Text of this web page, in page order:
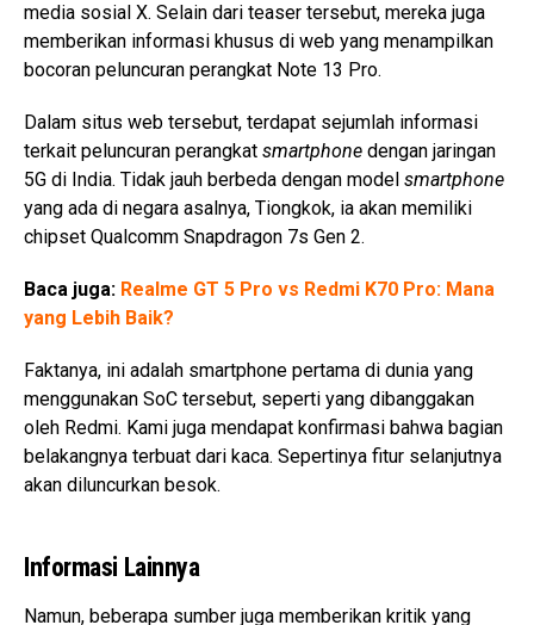
media sosial X. Selain dari teaser tersebut, mereka juga
memberikan informasi khusus di web yang menampilkan
bocoran peluncuran perangkat Note 13 Pro.
Dalam situs web tersebut, terdapat sejumlah informasi
terkait peluncuran perangkat smartphone dengan jaringan
5G di India. Tidak jauh berbeda dengan model smartphone
yang ada di negara asalnya, Tiongkok, ia akan memiliki
chipset Qualcomm Snapdragon 7s Gen 2.
Baca juga: Realme GT 5 Pro vs Redmi K70 Pro: Mana
yang Lebih Baik?
Faktanya, ini adalah smartphone pertama di dunia yang
menggunakan SoC tersebut, seperti yang dibanggakan
oleh Redmi. Kami juga mendapat konfirmasi bahwa bagian
belakangnya terbuat dari kaca. Sepertinya fitur selanjutnya
akan diluncurkan besok.
Informasi Lainnya
Namun, beberapa sumber juga memberikan kritik yang